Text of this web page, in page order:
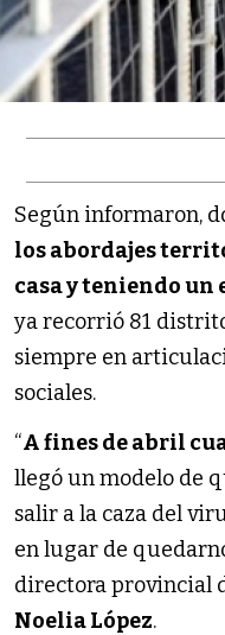
Según informaron,
los abordajes
casa y teniendo
ya recorrió 81
siempre en
sociales.
“A fines de abril
llegó un modelo de
salir a la caza del
en lugar de
directora provincial
Noelia López.